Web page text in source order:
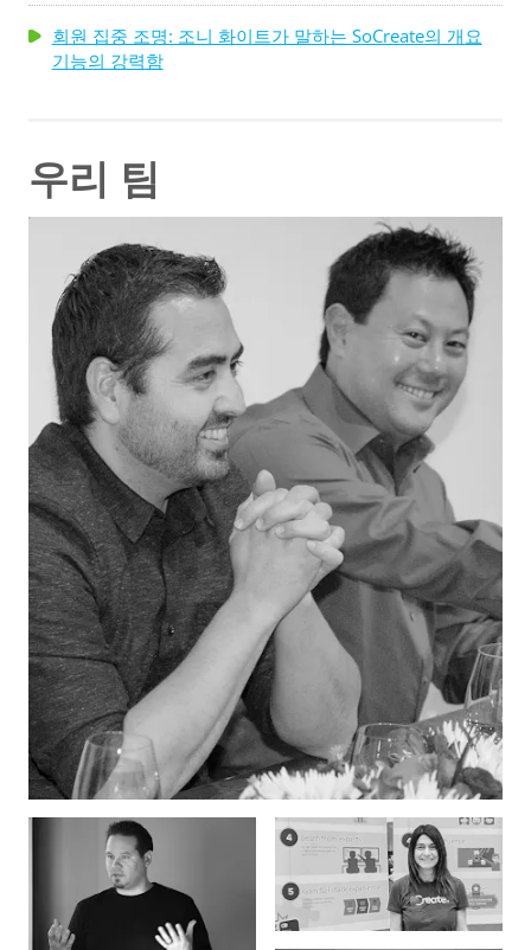
회원 집중 조명: 조니 화이트가 말하는 SoCreate의 개요
기능의 강력함
우리 팀